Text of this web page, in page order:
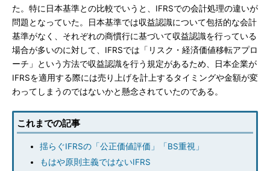
た。特に日本基準との比較でいうと、IFRSでの会計処理の違いが
問題となっていた。日本基準では収益認識について包括的な会計
基準がなく、それぞれの商慣行に基づいて収益認識を行っている
場合が多いのに対して、IFRSでは「リスク・経済価値移転アプロ
ーチ」という方法で収益認識を行う規定があるため、日本企業が
IFRSを適用する際には売り上げを計上するタイミングや金額が変
わってしまうのではないかと懸念されていたのである。
これまでの記事
揺らぐIFRSの「公正価値評価」「BS重視」
もはや原則主義ではないIFRS